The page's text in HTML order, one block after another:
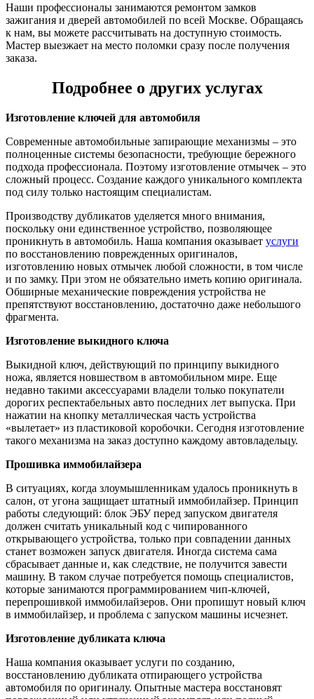
Наши профессионалы занимаются ремонтом замков
зажигания и дверей автомобилей по всей Москве. Обращаясь
к нам, вы можете рассчитывать на доступную стоимость.
Мастер выезжает на место поломки сразу после получения
заказа.
Подробнее о других услугах
Изготовление ключей для автомобиля
Современные автомобильные запирающие механизмы – это
полноценные системы безопасности, требующие бережного
подхода профессионала. Поэтому изготовление отмычек – это
сложный процесс. Создание каждого уникального комплекта
под силу только настоящим специалистам.
Производству дубликатов уделяется много внимания,
поскольку они единственное устройство, позволяющее
проникнуть в автомобиль. Наша компания оказывает услуги
по восстановлению поврежденных оригиналов,
изготовлению новых отмычек любой сложности, в том числе
и по замку. При этом не обязательно иметь копию оригинала.
Обширные механические повреждения устройства не
препятствуют восстановлению, достаточно даже небольшого
фрагмента.
Изготовление выкидного ключа
Выкидной ключ, действующий по принципу выкидного
ножа, является новшеством в автомобильном мире. Еще
недавно такими аксессуарами владели только покупатели
дорогих респектабельных авто последних лет выпуска. При
нажатии на кнопку металлическая часть устройства
«вылетает» из пластиковой коробочки. Сегодня изготовление
такого механизма на заказ доступно каждому автовладельцу.
Прошивка иммобилайзера
В ситуациях, когда злоумышленникам удалось проникнуть в
салон, от угона защищает штатный иммобилайзер. Принцип
работы следующий: блок ЭБУ перед запуском двигателя
должен считать уникальный код с чипированного
открывающего устройства, только при совпадении данных
станет возможен запуск двигателя. Иногда система сама
сбрасывает данные и, как следствие, не получится завести
машину. В таком случае потребуется помощь специалистов,
которые занимаются программированием чип-ключей,
перепрошивкой иммобилайзеров. Они пропишут новый ключ
в иммобилайзер, и проблема с запуском машины исчезнет.
Изготовление дубликата ключа
Наша компания оказывает услуги по созданию,
восстановлению дубликата отпирающего устройства
автомобиля по оригиналу. Опытные мастера восстановят